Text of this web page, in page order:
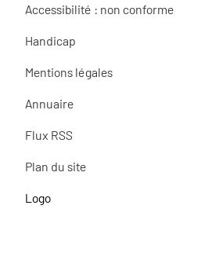
Accessibilité : non conforme
Handicap
Mentions légales
Annuaire
Flux RSS
Plan du site
Logo